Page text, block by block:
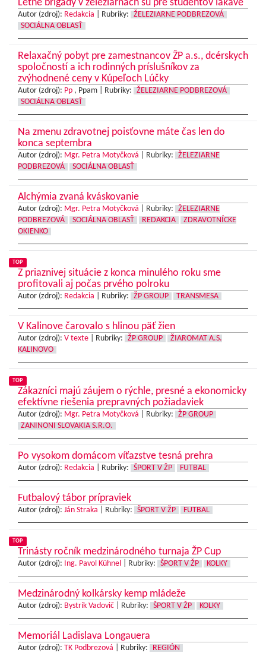
Letné brigády v železiarňach sú pre študentov lákavé
Autor (zdroj): Redakcia Rubriky:
ŽELEZIARNE PODBREZOVÁ
SOCIÁLNA OBLASŤ
Relaxačný pobyt pre zamestnancov ŽP a.s., dcérskych
spoločností a ich rodinných príslušníkov za
zvýhodnené ceny v Kúpeľoch Lúčky
Autor (zdroj): Pp , Ppam | Rubriky:
ŽELEZIARNE PODBREZOVÁ
SOCIÁLNA OBLASŤ
Na zmenu zdravotnej poisťovne máte čas len do
konca septembra
Autor (zdroj): Mgr. Petra Motyčková Rubriky:
ŽELEZIARNE
PODBREZOVÁ
SOCIÁLNA OBLASŤ
Alchýmia zvaná kváskovanie
Autor (zdroj): Mgr. Petra Motyčková Rubriky:
ŽELEZIARNE
PODBREZOVÁ
SOCIÁLNA OBLASŤ REDAKCIA
ZDRAVOTNÍCKE
OKIENKO
TOP
Z priaznivej situácie z konca minulého roku sme
profitovali aj počas prvého polroku
Autor (zdroj): Redakcia Rubriky: ŽP GROUP TRANSMESA
V Kalinove čarovalo s hlinou päť žien
Autor (zdroj): V texte Rubriky: ŽP GROUP
ŽIAROMAT A.S.
KALINOVO
TOP
Zákazníci majú záujem o rýchle, presné a ekonomicky
efektívne riešenia prepravných požiadaviek
Autor (zdroj): Mgr. Petra Motyčková Rubriky:
ŽP GROUP
ZANINONI SLOVAKIA S.R.O.
Po vysokom domácom víťazstve tesná prehra
Autor (zdroj): Redakcia Rubriky: ŠPORT V ŽP FUTBAL
Futbalový tábor prípraviek
Autor (zdroj): Ján Straka Rubriky: ŠPORT V ŽP FUTBAL
TOP
Trinásty ročník medzinárodného turnaja ŽP Cup
Autor (zdroj): Ing. Pavol Kühnel Rubriky: ŠPORT V ŽP KOLKY
Medzinárodný kolkársky kemp mládeže
Autor (zdroj): Bystrík Vadovič Rubriky: ŠPORT V ŽP KOLKY
Memoriál Ladislava Longauera
Autor (zdroj): TK Podbrezová Rubriky: REGIÓN